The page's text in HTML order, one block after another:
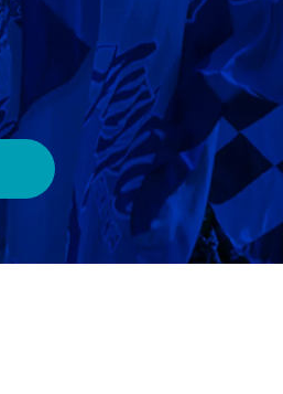
メルカリスタジアム